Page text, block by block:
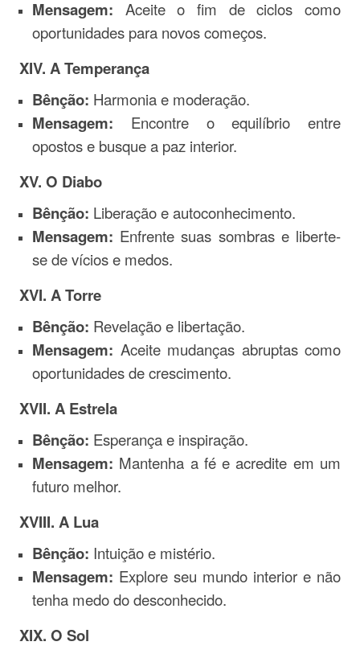
Mensagem: Aceite o fim de ciclos como
oportunidades para novos começos.
XIV. A Temperança
Bênção: Harmonia e moderação.
Mensagem: Encontre o equilíbrio entre
opostos e busque a paz interior.
XV. O Diabo
Bênção: Liberação e autoconhecimento.
Mensagem: Enfrente suas sombras e liberte-
se de vícios e medos.
XVI. A Torre
Bênção: Revelação e libertação.
Mensagem: Aceite mudanças abruptas como
oportunidades de crescimento.
XVII. A Estrela
Bênção: Esperança e inspiração.
Mensagem: Mantenha a fé e acredite em um
futuro melhor.
XVIII. A Lua
Bênção: Intuição e mistério.
Mensagem: Explore seu mundo interior e não
tenha medo do desconhecido.
XIX. O Sol